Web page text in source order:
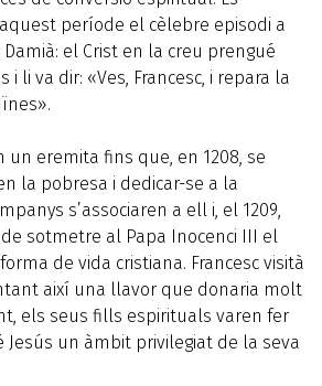
període el cèlebre episodi a
el Crist en la creu prengué
i li va dir: «Ves, Francesc, i repara la
un eremita fins que, en 1208, se
la pobresa i dedicar-se a la
s’associaren a ell i, el 1209,
sotmetre al Papa Inocenci III el
de vida cristiana. Francesc visità
així una llavor que donaria molt
els seus fills espirituals varen fer
Jesús un àmbit privilegiat de la seva